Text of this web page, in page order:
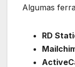
Algumas
RD